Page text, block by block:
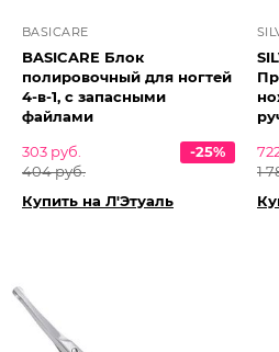
BASICARE
BASICARE Блок
полировочный для ногтей
4-в-1, с запасными
файлами
303 руб.
404 руб.
-25%
Купить на Л'Этуаль
1